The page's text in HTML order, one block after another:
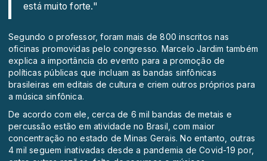
está muito forte."
Segundo o professor, foram mais de 800 inscritos nas
oficinas promovidas pelo congresso. Marcelo Jardim também
explica a importância do evento para a promoção de
políticas públicas que incluam as bandas sinfônicas
brasileiras em editais de cultura e criem outros próprios para
a música sinfônica.
De acordo com ele, cerca de 6 mil bandas de metais e
percussão estão em atividade no Brasil, com maior
concentração no estado de Minas Gerais. No entanto, outras
4 mil seguem inativadas desde a pandemia de Covid-19 por,